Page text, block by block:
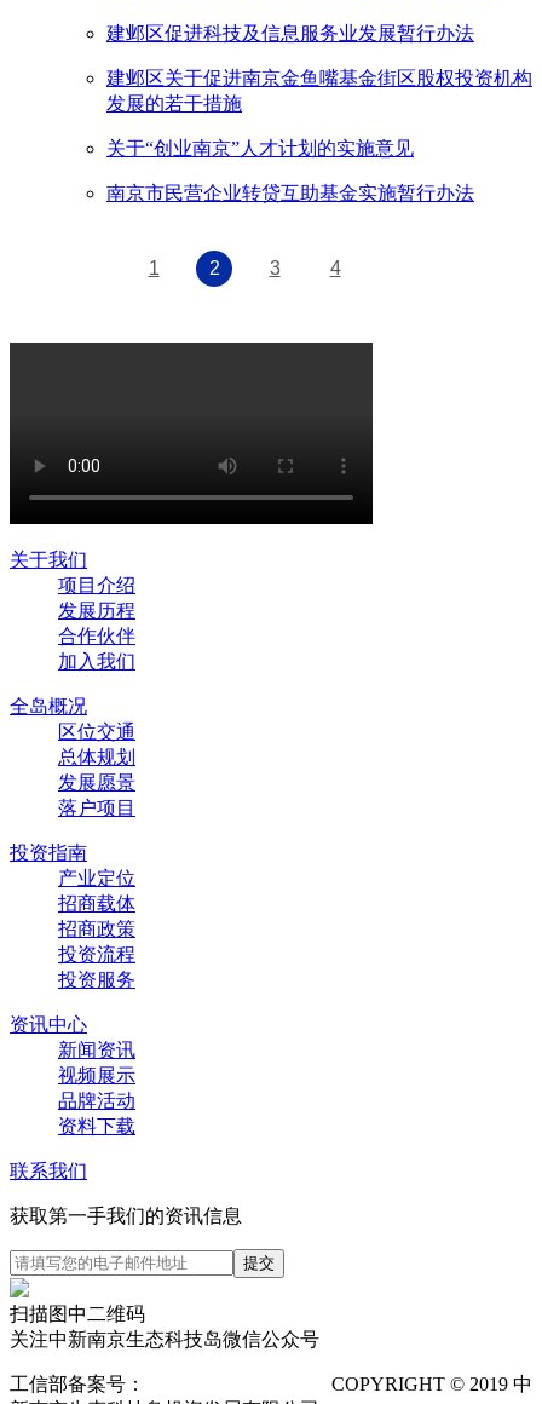
建邺区促进科技及信息服务业发展暂行办法
建邺区关于促进南京金鱼嘴基金街区股权投资机构
发展的若干措施
关于“创业南京”人才计划的实施意见
南京市民营企业转贷互助基金实施暂行办法
1 2 3 4
关于我们
项目介绍
发展历程
合作伙伴
加入我们
全岛概况
区位交通
总体规划
发展愿景
落户项目
投资指南
产业定位
招商载体
招商政策
投资流程
投资服务
资讯中心
新闻资讯
视频展示
品牌活动
资料下载
联系我们
获取第一手我们的资讯信息
扫描图中二维码
关注中新南京生态科技岛微信公众号
工信部备案号：
COPYRIGHT © 2019 中